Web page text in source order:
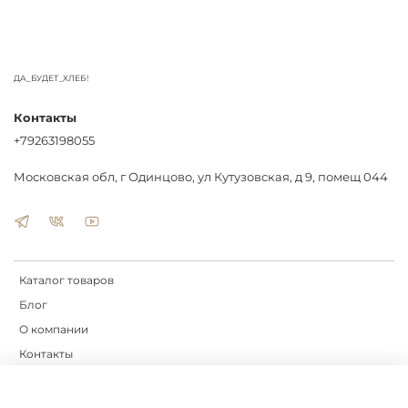
ДА_БУДЕТ_ХЛЕБ!
Каталог товаров
Блог
О компании
Контакты
Контакты
+79263198055
Московская обл, г Одинцово, ул Кутузовская, д 9, помещ 044